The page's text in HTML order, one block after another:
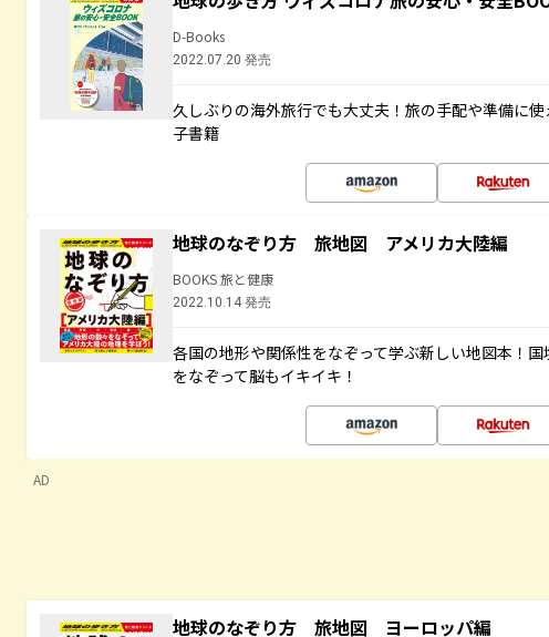
D-Books
2022.07.20 発売
久しぶりの海外旅行でも大丈夫！旅の手配や準備に
子書籍
地球のなぞり方 旅地図 アメリカ大陸編
BOOKS 旅と健康
2022.10.14 発売
各国の地形や関係性をなぞって学ぶ新しい地図本！
をなぞって脳もイキイキ！
AD
地球のなぞり方 旅地図 ヨーロッパ編